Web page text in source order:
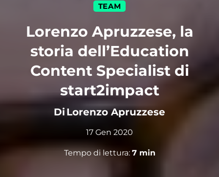
TEAM
Lorenzo Apruzzese, la
storia dell’Education
Content Specialist di
start2impact
Di Lorenzo Apruzzese
17 Gen 2020
Tempo di lettura: 7min